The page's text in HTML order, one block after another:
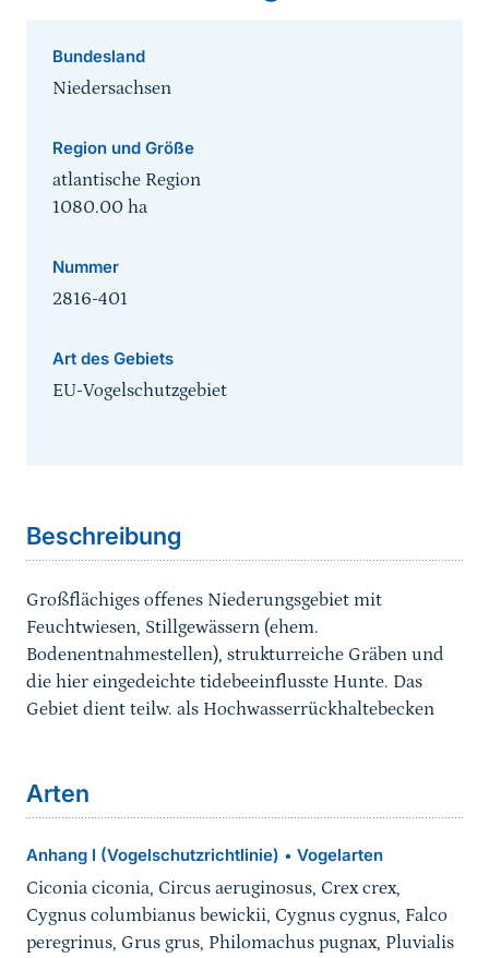
Bundesland
Niedersachsen
Region und Größe
atlantische Region
1080.00 ha
Nummer
2816-401
Art des Gebiets
EU-Vogelschutzgebiet
Beschreibung
Großflächiges offenes Niederungsgebiet mit
Feuchtwiesen, Stillgewässern (ehem.
Bodenentnahmestellen), strukturreiche Gräben und
die hier eingedeichte tidebeeinflusste Hunte. Das
Gebiet dient teilw. als Hochwasserrückhaltebecken
Arten
Anhang I (Vogelschutzrichtlinie) • Vogelarten
Ciconia ciconia, Circus aeruginosus, Crex crex,
Cygnus columbianus bewickii, Cygnus cygnus, Falco
peregrinus, Grus grus, Philomachus pugnax, Pluvialis